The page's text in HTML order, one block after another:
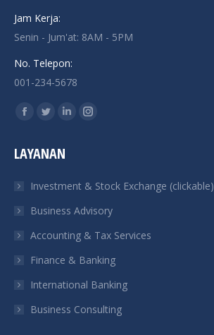
Jam Kerja:
Senin - Jum'at: 8AM - 5PM
No. Telepon:
001-234-5678
Find us on:
Facebook
opens
new
window
Twitter
opens
new
window
Linkedin
new
window
Instagram
new
window
LAYANAN
Investment & Stock Exchange (clickable)
Business Advisory
Accounting & Tax Services
Finance & Banking
International Banking
Business Consulting